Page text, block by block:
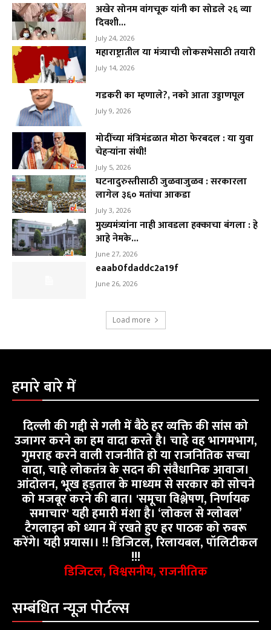
अखेर सोनम वांगचूक यांनी का सोडले २६ व्या
दिवशी...
July 24, 2026
महाराष्ट्रातील या मंत्र्याची लोकसभेसाठी तयारी
July 14, 2026
गडकरी का म्हणाले?, नको आता उड्डाणपूल
July 9, 2026
मोदींच्या मंत्रिमंडळात मोठा फेरबदल : या युवा
चेहऱ्यांना संधी!
July 5, 2026
घटनादुरुस्तीसाठी जुळवाजुळव : सरकारला
लागेल ३६० मतांचा आकडा
July 3, 2026
मुख्यमंत्र्यांना नाही आवडला हक्काचा बंगला : हे
आहे नेमके...
June 27, 2026
eaab0fdaddc2a19f
June 26, 2026
Load more
हमारे बारे में
दिल्ली की गद्दी से गली में बैठे हर व्यक्ति की सांस को
उजागर करने का हम वादा करते है। चाहे वह भागमभाग,
गुमराह करने वाली राजनीति हो या राजनितिक सच्चा
वादा, चाहे लोकतंत्र के सदन की संवैधानिक आवाज।
आंदोलन, भूख हड़ताल के माध्यम से सरकार को सोचने
को मजबूर करने की बात। 'समूचा विश्लेषण, निर्णायक
समाचार' यही हमारी मंशा है। ‘लोकल से ग्लोबल’
टैगलाइन को ध्यान में रखते हुए हर पाठक को रुबरू
करेंगे। यही प्रयास।। !! डिजिटल, रिलायबल, पॉलिटीकल
!!!
डिजिटल, विश्वसनीय, राजनीतिक
सम्बंधित न्यूज़ पोर्टल्स